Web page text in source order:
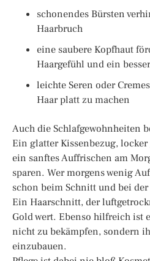
schonendes Bürsten
Haarbruch
eine saubere Kopfhaut
Haargefühl und ein
leichte Seren oder
Haar platt zu machen
Auch die Schlafgewohnheiten
Ein glatter Kissenbezug,
ein sanftes Auffrischen am
sparen. Wer morgens wenig
schon beim Schnitt und bei
Ein Haarschnitt, der
Gold wert. Ebenso hilfreich ist
nicht zu bekämpfen, sondern
einzubauen.